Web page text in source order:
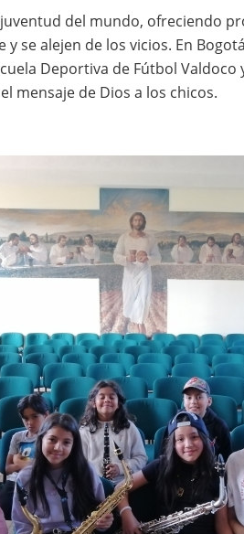
del mundo, ofreciendo
se alejen de los vicios. En
Deportiva de Fútbol Valdoco
mensaje de Dios a los chicos.